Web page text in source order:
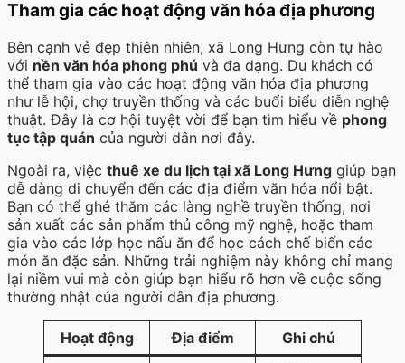
Tham gia các hoạt động văn hóa địa phương
Bên cạnh vẻ đẹp thiên nhiên, xã Long Hưng còn tự hào
với nền văn hóa phong phú và đa dạng. Du khách có
thể tham gia vào các hoạt động văn hóa địa phương
như lễ hội, chợ truyền thống và các buổi biểu diễn nghệ
thuật. Đây là cơ hội tuyệt vời để bạn tìm hiểu về phong
tục tập quán của người dân nơi đây.
Ngoài ra, việc thuê xe du lịch tại xã Long Hưng giúp bạn
dễ dàng di chuyển đến các địa điểm văn hóa nổi bật.
Bạn có thể ghé thăm các làng nghề truyền thống, nơi
sản xuất các sản phẩm thủ công mỹ nghệ, hoặc tham
gia vào các lớp học nấu ăn để học cách chế biến các
món ăn đặc sản. Những trải nghiệm này không chỉ mang
lại niềm vui mà còn giúp bạn hiểu rõ hơn về cuộc sống
thường nhật của người dân địa phương.
Hoạt động Địa điểm Ghi chú